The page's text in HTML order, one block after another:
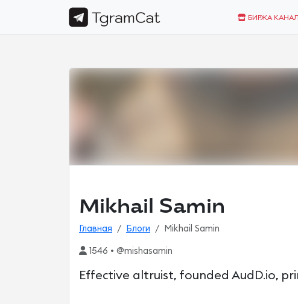
БИРЖА
Mikhail Samin
Главная Блоги Mikhail Samin
1546 • @mishasamin
Effective altruist, founded AudD.io,